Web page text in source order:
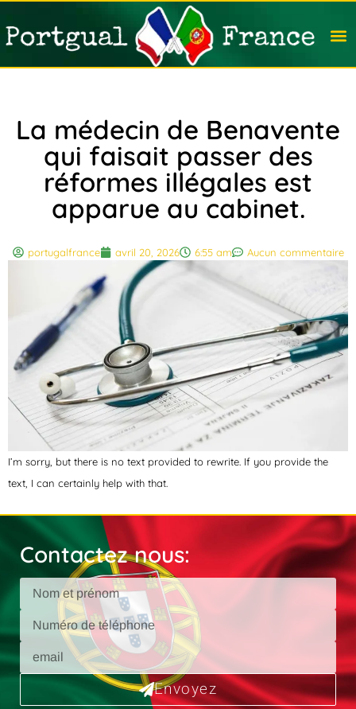
La médecin de Benavente
qui faisait passer des
réformes illégales est
apparue au cabinet.
portugalfrance avril 20, 2026 6:55 am Aucun commentaire
I’m sorry, but there is no text provided to rewrite. If you provide the
text, I can certainly help with that.
Contactez nous:
Envoyez